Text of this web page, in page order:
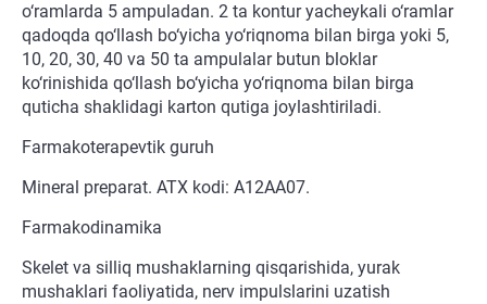
o‘ramlarda 5 ampuladan. 2 ta kontur yacheykali o‘ramlar
qadoqda qo‘llash bo‘yicha yo‘riqnoma bilan birga yoki 5,
10, 20, 30, 40 va 50 ta ampulalar butun bloklar
ko‘rinishida qo‘llash bo‘yicha yo‘riqnoma bilan birga
quticha shaklidagi karton qutiga joylashtiriladi.
Farmakoterapevtik guruh
Mineral preparat. ATX kodi: A12AA07.
Farmakodinamika
Skelet va silliq mushaklarning qisqarishida, yurak
mushaklari faoliyatida, nerv impulslarini uzatish